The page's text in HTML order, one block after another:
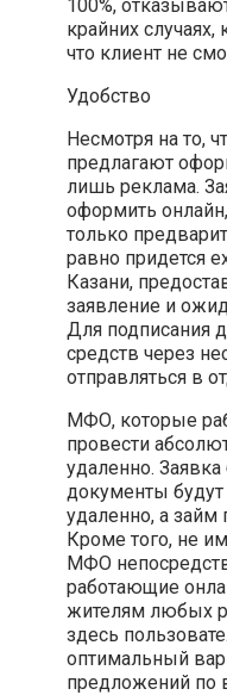
100%,
крайних случаях,
что клиент не
Удобство
Несмотря на то,
предлагают
лишь реклама.
оформить
только
равно придется
Казани,
заявление и
Для подписания
средств через
отправляться в
МФО, которые
провести
удаленно. Заявка
документы
удаленно, а займ
Кроме того, не
МФО
работающие
жителям любых
здесь
оптимальный
предложений по